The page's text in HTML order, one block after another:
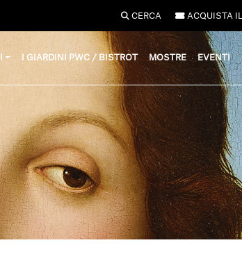
CERCA ACQUISTA
I GIARDINI PWC / BISTROT MOSTRE EVENTI